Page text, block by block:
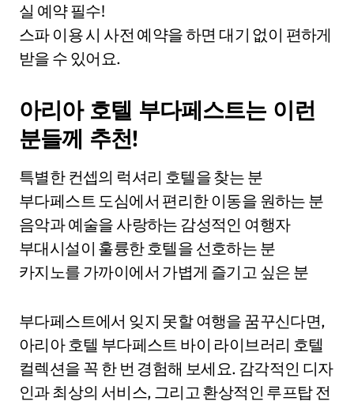
실 예약 필수!
스파 이용 시 사전 예약을 하면 대기 없이 편하게
받을 수 있어요.
아리아 호텔 부다페스트는 이런
분들께 추천!
특별한 컨셉의 럭셔리 호텔을 찾는 분
부다페스트 도심에서 편리한 이동을 원하는 분
음악과 예술을 사랑하는 감성적인 여행자
부대시설이 훌륭한 호텔을 선호하는 분
카지노를 가까이에서 가볍게 즐기고 싶은 분
부다페스트에서 잊지 못할 여행을 꿈꾸신다면,
아리아 호텔 부다페스트 바이 라이브러리 호텔
컬렉션을 꼭 한 번 경험해 보세요. 감각적인 디자
인과 최상의 서비스, 그리고 환상적인 루프탑 전